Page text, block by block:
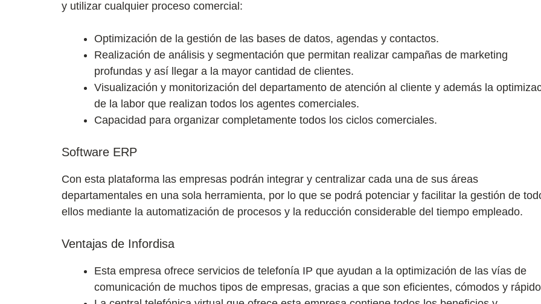
y utilizar cualquier proceso comercial:
Optimización de la gestión de las bases de datos, agendas y contactos.
Realización de análisis y segmentación que permitan realizar campañas de marketing
profundas y así llegar a la mayor cantidad de clientes.
Visualización y monitorización del departamento de atención al cliente y además la
de la labor que realizan todos los agentes comerciales.
Capacidad para organizar completamente todos los ciclos comerciales.
Software ERP
Con esta plataforma las empresas podrán integrar y centralizar cada una de sus áreas
departamentales en una sola herramienta, por lo que se podrá potenciar y facilitar la gestión de
ellos mediante la automatización de procesos y la reducción considerable del tiempo empleado.
Ventajas de Infordisa
Esta empresa ofrece servicios de telefonía IP que ayudan a la optimización de las vías de
comunicación de muchos tipos de empresas, gracias a que son eficientes, cómodos y